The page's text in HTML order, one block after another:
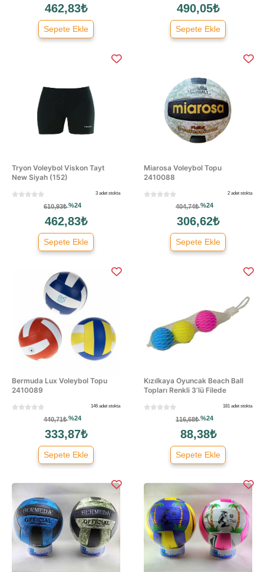
462,83₺
Sepete Ekle
490,05₺
Sepete Ekle
Tryon Voleybol Viskon Tayt
New Siyah (152)
3 adet stokta
610,93₺%24
462,83₺
Sepete Ekle
Miarosa Voleybol Topu
2410088
2 adet stokta
404,74₺%24
306,62₺
Sepete Ekle
Bermuda Lux Voleybol Topu
2410089
146 adet stokta
440,71₺%24
333,87₺
Sepete Ekle
Kızılkaya Oyuncak Beach Ball
Topları Renkli 3’lü Filede
181 adet stokta
116,68₺%24
88,38₺
Sepete Ekle